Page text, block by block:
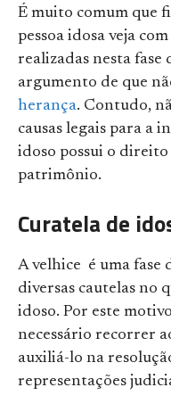
É muito comum que
pessoa idosa veja
realizadas nesta fase
argumento de que
herança. Contudo,
causas legais para a
idoso possui o
patrimônio.
Curatela de
A velhice é uma fase
diversas cautelas no
idoso. Por este
necessário recorrer
auxiliá-lo na
representações